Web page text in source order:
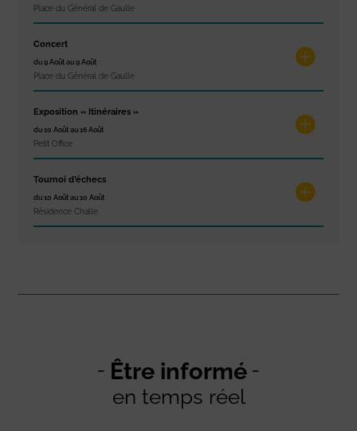
Place du Général de Gaulle
Concert
du 9 Août au 9 Août
Place du Général de Gaulle
Exposition « Itinéraires »
du 10 Août au 16 Août
Petit Office
Tournoi d’échecs
du 10 Août au 10 Août
Résidence Challe
Être informé
en temps réel